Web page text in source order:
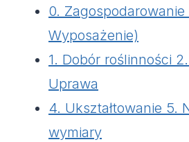
0. Zagospodarowanie
Wyposażenie)
1. Dobór roślinności
Uprawa
4. Ukształtowanie 5.
wymiary